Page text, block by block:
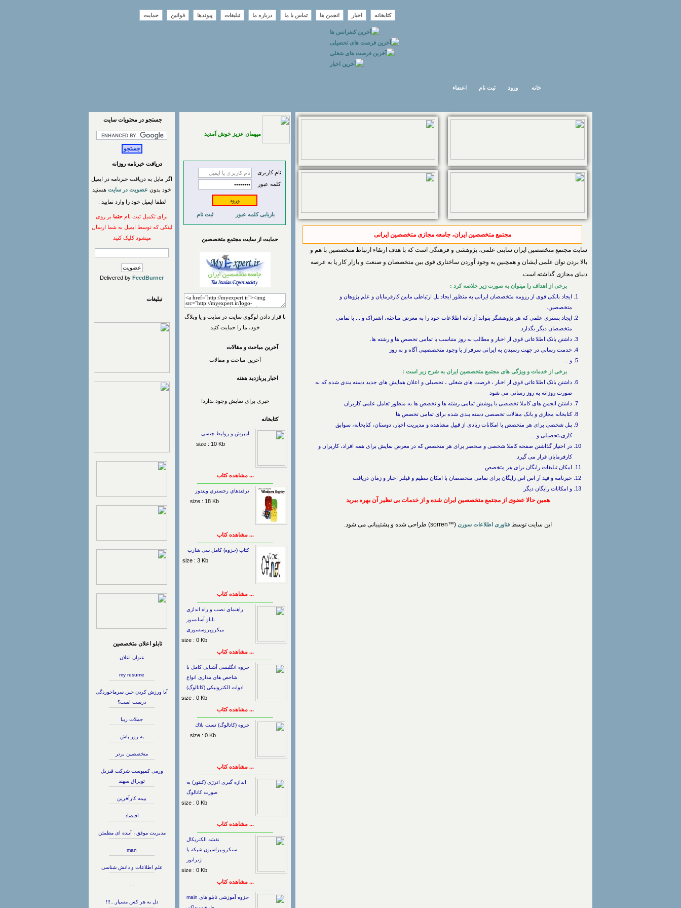
کتابخانه اخبار انجمن ها تماس با ما درباره ما تبلیغات پیوندها قوانین حمایت
اعضاء ثبت نام ورود خانه
مجتمع متخصصین ایران، جامعه مجازی متخصصین ایرانی
سایت مجتمع متخصصین ایران سایتی علمی، پژوهشی و فرهنگی است که با هدف ارتقاء ارتباط متخصصین با هم و
بالا بردن توان علمی ایشان و همچنین به وجود آوردن ساختاری قوی بین متخصصان و صنعت و بازار کار پا به عرصه
دنیای مجازی گذاشته است.
برخی از اهداف را میتوان به صورت زیر خلاصه کرد :
ایجاد بانکی قوی از رزومه متخصصان ایرانی به منظور ایجاد پل ارتباطی مابین کارفرمایان و علم پژوهان و
متخصصین.
ایجاد بستری علمی که هر پژوهشگر بتواند آزادانه اطلاعات خود را به معرض مباحثه، اشتراک و ... با تمامی
متخصصان دیگر بگذارد.
داشتن بانک اطلاعاتی قوی از اخبار و مطالب به روز متناسب با تمامی تخصص ها و رشته ها.
خدمت رسانی در جهت رسیدن به ایرانی سرفراز با وجود متخصصینی آگاه و به روز
و ...
برخی از خدمات و ویژگی های مجتمع متخصصین ایران به شرح زیر است :
داشتن بانک اطلاعاتی قوی از اخبار ، فرصت های شغلی ، تحصیلی و اعلان همایش های جدید دسته بندی شده که به
صورت روزانه به روز رسانی می شود
داشتن انجمن های کاملا تخصصی با پوشش تمامی رشته ها و تخصص ها به منظور تعامل علمی کاربران
کتابخانه مجازی و بانک مقالات تخصصی دسته بندی شده برای تمامی تخصص ها
پنل شخصی برای هر متخصص با امکانات زیادی از قبیل مشاهده و مدیریت اخبار، دوستان، کتابخانه، سوابق
کاری،تحصیلی و ...
در اختیار گذاشتن صفحه کاملا شخصی و منحصر برای هر متخصص که در معرض نمایش برای همه افراد، کاربران و
کارفرمایان قرار می گیرد.
امکان تبلیغات رایگان برای هر متخصص
خبرنامه و فید آر اس اس رایگان برای تمامی متخصصان با امکان تنظیم و فیلتر اخبار و زمان دریافت
و امکانات رایگان دیگر
همین حالا عضوی از مجتمع متخصصین ایران شده و از خدمات بی نظیر آن بهره ببرید
این سایت توسط فناوری اطلاعات سورن (™sorren) طراحی شده و پشتیبانی می شود.
میهمان عزیز خوش آمدید
نام کاربری
کلمه عبور
بازیابی کلمه عبور ثبت نام
حمایت از سایت مجتمع متخصصین
با قرار دادن لوگوی سایت در سایت و یا وبلاگ
خود، ما را حمایت کنید
آخرین مباحث و مقالات
آخرین مباحث و مقالات
اخبار پربازديد هفته
خبری برای نمایش وجود ندارد!
کتابخانه
امیزش و روابط جنسی
... مشاهده کتاب
ترفندهاي رجستري ويندوز
... مشاهده کتاب
کتاب (جزوه) کامل سی شارپ
... مشاهده کتاب
راهنمای نصب و راه اندازی
تابلو آسانسور
میکروپروسسوری
... مشاهده کتاب
جزوه انگلیسی آشنایی کامل با
شاخص های مداری انواع
ادوات الکترونیکی (کاتالوگ)
... مشاهده کتاب
جزوه (کاتالوگ) تست بلاك
... مشاهده کتاب
اندازه گیری انرژی (کنتور) به
صورت کاتالوگ
... مشاهده کتاب
نقشه الکتریکال
سنکرونیزاسیون شبکه با
ژنراتور
... مشاهده کتاب
جزوه آموزشی تابلو های main
جستجو در محتويات سايت
دریافت خبرنامه روزانه
اگر مایل به دریافت خبرنامه در ایمیل
خود بدون عضویت در سایت هستید
لطفا ایمیل خود را وارد نمایید :
برای تکمیل ثبت نام حتما بر روی
لینکی که توسط ایمیل به شما ارسال
میشود کلیک کنید
Delivered by FeedBurner
تبلیغات
تابلو اعلان متخصصین
عنوان اعلان
my resume
آیا ورزش كردن حین سرماخوردگی
درست است؟
جملات زیبا
به روز باش
متخصصین برتر
ورمی کمپوست شرکت قیزیل
توپراق سهند
بیمه کارآفرین
اقتصاد
مدیریت موفق ، آینده ای مطمئن
man
علم اطلاعات و دانش شناسی
دل به هر کس مسپار...!!!